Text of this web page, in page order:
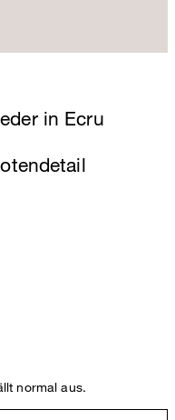
in Ecru
normal aus.